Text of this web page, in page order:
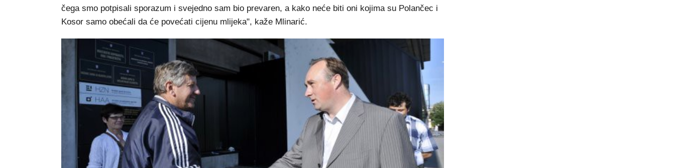
čega smo potpisali sporazum i svejedno sam bio prevaren, a kako neće biti oni kojima su Polančec i
Kosor samo obećali da će povećati cijenu mlijeka", kaže Mlinarić.